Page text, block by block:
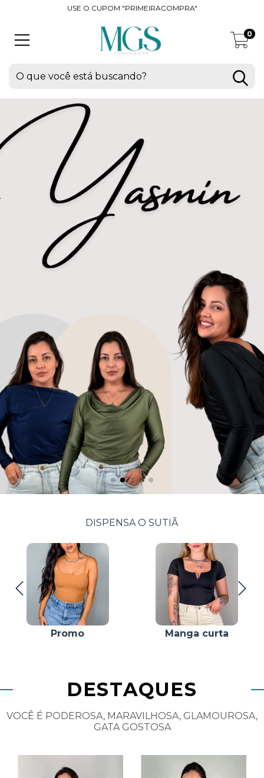
USE O CUPOM "PRIMEIRACOMPRA"
0
DISPENSA O SUTIÃ
Promo Manga curta
DESTAQUES
VOCÊ É PODEROSA, MARAVILHOSA, GLAMOUROSA,
GATA GOSTOSA